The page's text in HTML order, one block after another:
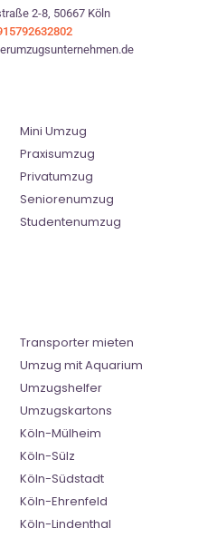
2-8, 50667 Köln
Mini Umzug
Praxisumzug
Privatumzug
Seniorenumzug
Studentenumzug
Transporter mieten
Umzug mit Aquarium
Umzugshelfer
Umzugskartons
Köln-Mülheim
Köln-Sülz
Köln-Südstadt
Köln-Ehrenfeld
Köln-Lindenthal